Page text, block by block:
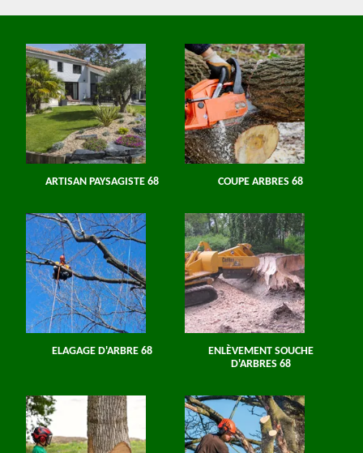
ARTISAN PAYSAGISTE 68 COUPE ARBRES 68
ELAGAGE D'ARBRE 68
ENLÈVEMENT SOUCHE
D'ARBRES 68